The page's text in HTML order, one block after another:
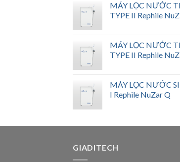
MÁY LỌC NƯỚC
TYPE II Rephile
MÁY LỌC NƯỚC
TYPE II Rephile
MÁY LỌC NƯỚC
I Rephile NuZar Q
GIADITECH